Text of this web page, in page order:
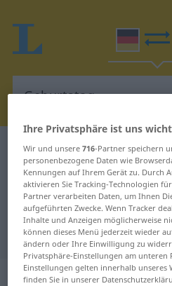
Deutsch-Finnisch
Deutsch-Finnisch
"Geburtstag"
"Geburtstag"
„Geburtstag“:
Ihre Privatsphäre ist uns
Wir und unsere716-Partner speichern
personenbezogene Daten wie
Kennungen auf Ihrem Gerät zu. Durch
aktivieren Sie Tracking-Technologien
Partner verarbeiten Daten, um Ihnen
aufgeführten Zwecke. Wenn Tracker
Inhalte und Anzeigen möglicherweise
können dieses Menü jederzeit wieder
ändern oder Ihre Einwilligung zu
Privatsphäre-Einstellungen am unteren
Einstellungen gelten innerhalb unseres
finden Sie in unserer